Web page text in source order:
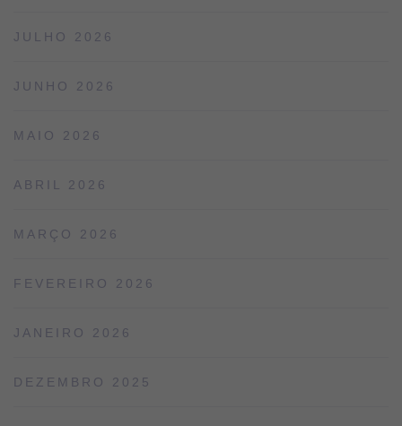
JULHO 2026
JUNHO 2026
MAIO 2026
ABRIL 2026
MARÇO 2026
FEVEREIRO 2026
JANEIRO 2026
DEZEMBRO 2025